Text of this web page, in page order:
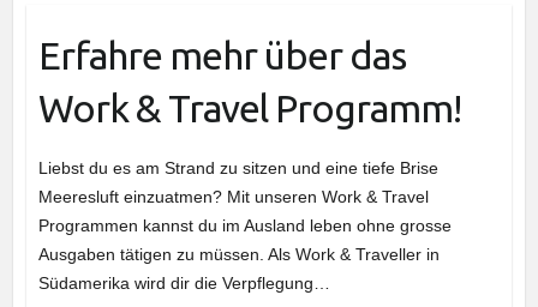
Erfahre mehr über das
Work & Travel Programm!
Liebst du es am Strand zu sitzen und eine tiefe Brise
Meeresluft einzuatmen? Mit unseren Work & Travel
Programmen kannst du im Ausland leben ohne grosse
Ausgaben tätigen zu müssen. Als Work & Traveller in
Südamerika wird dir die Verpflegung…